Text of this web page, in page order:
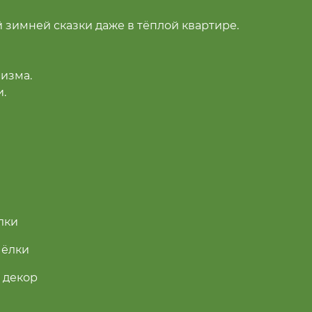
сказки даже в тёплой квартире.